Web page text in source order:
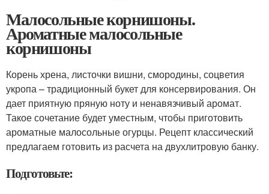
Малосольные корнишоны.
Ароматные малосольные
корнишоны
Корень хрена, листочки вишни, смородины, соцветия
укропа – традиционный букет для консервирования. Он
дает приятную пряную ноту и ненавязчивый аромат.
Такое сочетание будет уместным, чтобы приготовить
ароматные малосольные огурцы. Рецепт классический
предлагаем готовить из расчета на двухлитровую банку.
Подготовьте: